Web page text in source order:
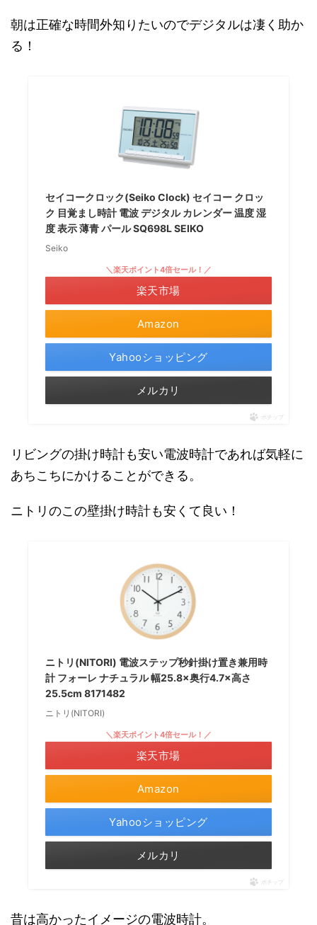
朝は正確な時間外知りたいのでデジタルは凄く助か
る！
セイコークロック(Seiko Clock) セイコー クロッ
ク 目覚まし時計 電波 デジタル カレンダー 温度 湿
度 表示 薄青 パール SQ698L SEIKO
Seiko
Amazon
＼楽天ポイント4倍セール！／
楽天市場
Yahooショッピング
メルカリ
ポチップ
リビングの掛け時計も安い電波時計であれば気軽に
あちこちにかけることができる。
ニトリのこの壁掛け時計も安くて良い！
ニトリ(NITORI) 電波ステップ秒針掛け置き兼用時
計 フォーレ ナチュラル 幅25.8×奥行4.7×高さ
25.5cm 8171482
ニトリ(NITORI)
Amazon
＼楽天ポイント4倍セール！／
楽天市場
Yahooショッピング
メルカリ
ポチップ
昔は高かったイメージの電波時計。